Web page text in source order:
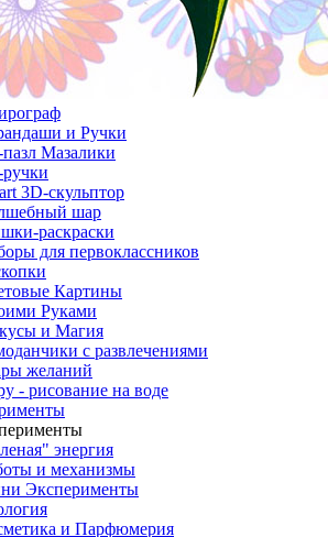
и Ручки
Мазалики
3D-скульптор
шар
раскраски
для первоклассников
Картины
Руками
и Магия
с развлечениями
желаний
- рисование на воде
энергия
и механизмы
Эксперименты
и Парфюмерия